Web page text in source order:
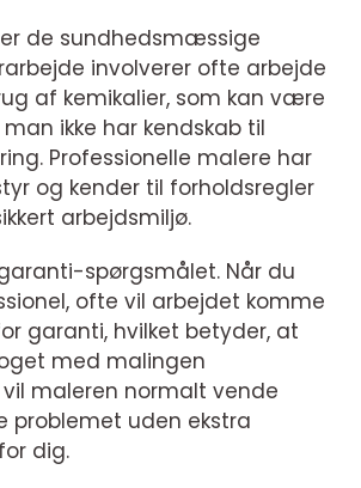
de sundhedsmæssige
involverer ofte arbejde
af kemikalier, som kan være
ikke har kendskab til
Professionelle malere har
og kender til forholdsregler
arbejdsmiljø.
spørgsmålet. Når du
ofte vil arbejdet komme
garanti, hvilket betyder, at
med malingen
maleren normalt vende
problemet uden ekstra
dig.